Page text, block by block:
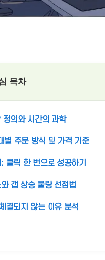
목차
정의와 시간의 과학
별 주문 방식 및 가격 기준
클릭 한 번으로 성공하기
갭 상승 물량 선점법
결되지 않는 이유 분석